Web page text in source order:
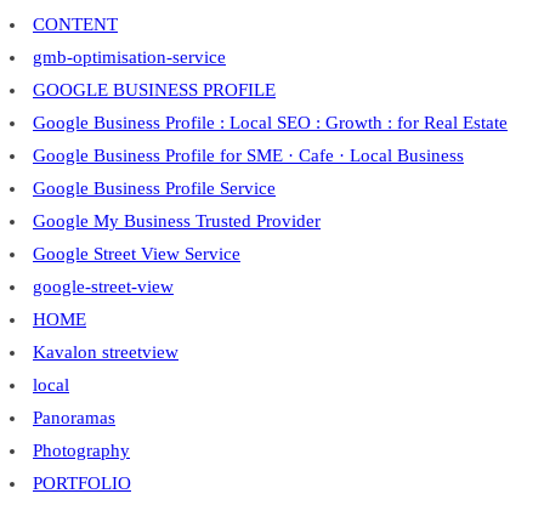
CONTENT
gmb-optimisation-service
GOOGLE BUSINESS PROFILE
Google Business Profile : Local SEO : Growth : for Real Estate
Google Business Profile for SME · Cafe · Local Business
Google Business Profile Service
Google My Business Trusted Provider
Google Street View Service
google-street-view
HOME
Kavalon streetview
local
Panoramas
Photography
PORTFOLIO